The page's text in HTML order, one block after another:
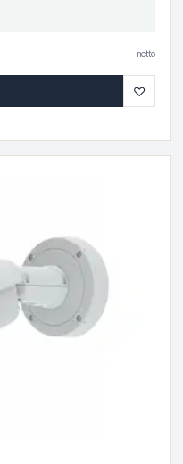
netto
♡